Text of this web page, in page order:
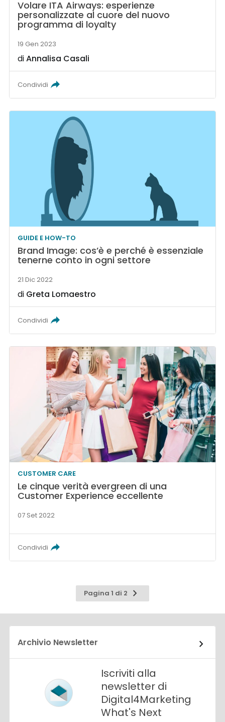
Volare ITA Airways: esperienze
personalizzate al cuore del nuovo
programma di loyalty
19 Gen 2023
diAnnalisa Casali
Condividi
GUIDE E HOW-TO
Brand Image: cos’è e perché è essenziale
tenerne conto in ogni settore
21 Dic 2022
di Greta Lomaestro
Condividi
CUSTOMER CARE
Le cinque verità evergreen di una
Customer Experience eccellente
07 Set 2022
Condividi
Pagina 1 di 2
Pagina
successiva
Archivio Newsletter
Iscriviti alla
newsletter di
Digital4Marketing
What's Next